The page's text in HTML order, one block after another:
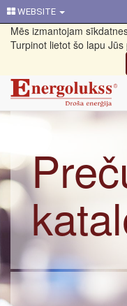
WEBSITE
Mēs izmantojam
Turpinot lietot šo lapu